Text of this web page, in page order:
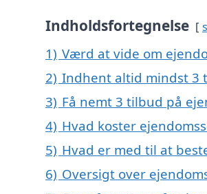
Indholdsfortegnelse
1) Værd at vide om
2) Indhent altid mindst 3
3) Få nemt 3 tilbud på
4) Hvad koster
5) Hvad er med til at
6) Oversigt over